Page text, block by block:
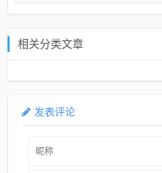
相关分类文章
发表评论